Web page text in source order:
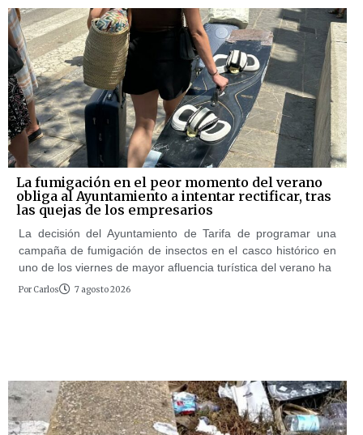
La fumigación en el peor momento del verano
obliga al Ayuntamiento a intentar rectificar, tras
las quejas de los empresarios
La decisión del Ayuntamiento de Tarifa de programar una
campaña de fumigación de insectos en el casco histórico en
uno de los viernes de mayor afluencia turística del verano ha
Por Carlos 7 agosto 2026